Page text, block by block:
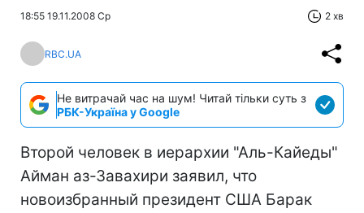
18:55 19.11.2008 Ср 2 хв
RBC.UA
Не витрачай час на шум! Читай тільки суть з
РБК-Україна у Google
Второй человек в иерархии "Аль-Кайеды"
Айман аз-Завахири заявил, что
новоизбранный президент США Барак